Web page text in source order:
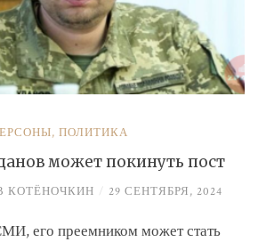
, ПОЛИТИКА
может покинуть пост
КОТЁНОЧКИН / 29 СЕНТЯБРЯ, 2024
его преемником может стать